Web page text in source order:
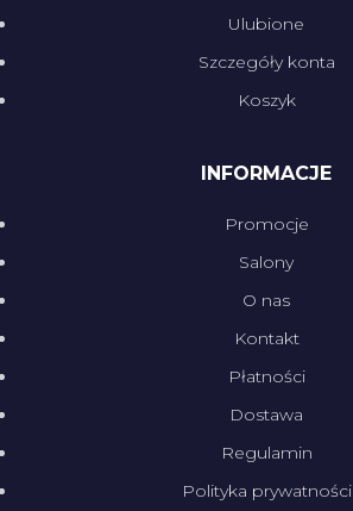
Ulubione
Szczegóły konta
Koszyk
INFORMACJE
Promocje
Salony
O nas
Kontakt
Płatności
Dostawa
Regulamin
Polityka prywatności